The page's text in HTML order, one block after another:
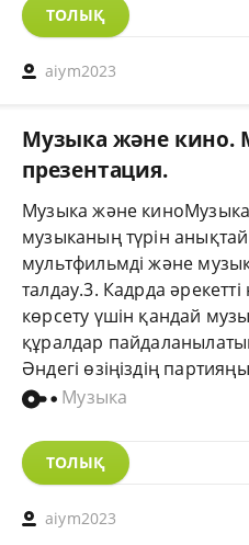
ТОЛЫҚ
aiym2023
Музыка және кино.
презентация.
Музыка және
музыканың түрін
мультфильмді және
талдау.3. Кадрда
көрсету үшін қандай
құралдар
Әндегі өзіңіздің
Музыка
ТОЛЫҚ
aiym2023